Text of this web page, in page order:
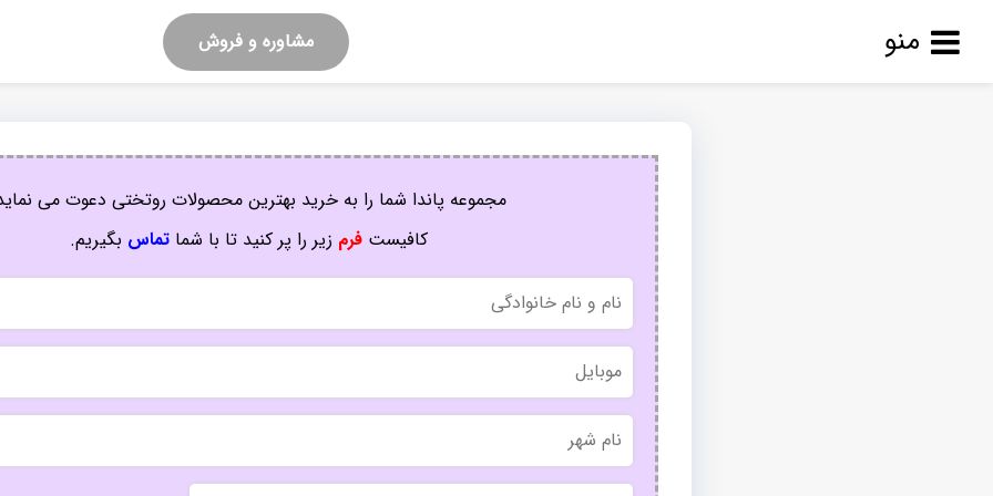
منو مشاوره و فروش
مجموعه پاندا شما را به خرید بهترین محصولات روتختی دعوت می
کافیستفرم زیر را پر کنید تا با شماتماس بگیریم.
و
نام
خانوادگی
موبایل
نام
شهر